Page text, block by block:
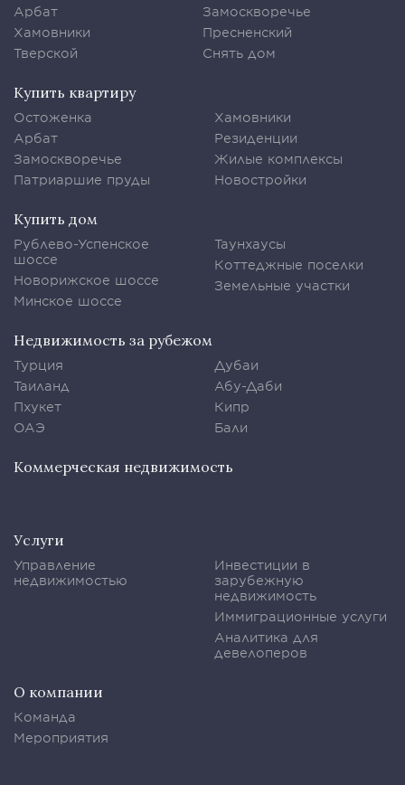
Арбат
Хамовники
Тверской
Замоскворечье
Пресненский
Снять дом
Купить квартиру
Остоженка
Арбат
Замоскворечье
Патриаршие пруды
Хамовники
Резиденции
Жилые комплексы
Новостройки
Купить дом
Рублево-Успенское
шоссе
Новорижское шоссе
Минское шоссе
Таунхаусы
Коттеджные поселки
Земельные участки
Недвижимость за рубежом
Турция
Таиланд
Пхукет
ОАЭ
Дубаи
Абу-Даби
Кипр
Бали
Коммерческая недвижимость
Услуги
Управление
недвижимостью
Инвестиции в
зарубежную
недвижимость
Иммиграционные услуги
Аналитика для
девелоперов
О компании
Команда
Мероприятия